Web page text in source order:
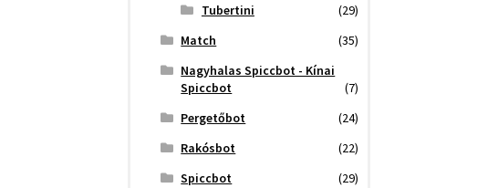
Tubertini
(29)
Match
(35)
Nagyhalas Spiccbot - Kínai
Spiccbot
(7)
Pergetőbot
(24)
Rakósbot
(22)
Spiccbot
(29)